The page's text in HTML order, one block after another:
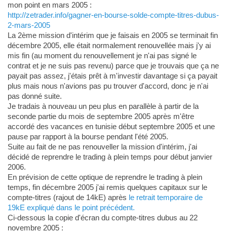
mon point en mars 2005 :
http://zetrader.info/gagner-en-bourse-solde-compte-titres-dubus-
2-mars-2005
La 2ème mission d'intérim que je faisais en 2005 se terminait fin
décembre 2005, elle était normalement renouvellée mais j'y ai
mis fin (au moment du renouvellement je n'ai pas signé le
contrat et je ne suis pas revenu) parce que je trouvais que ça ne
payait pas assez, j'étais prêt à m'investir davantage si ça payait
plus mais nous n'avions pas pu trouver d'accord, donc je n'ai
pas donné suite.
Je tradais à nouveau un peu plus en parallèle à partir de la
seconde partie du mois de septembre 2005 après m'être
accordé des vacances en tunisie début septembre 2005 et une
pause par rapport à la bourse pendant l'été 2005.
Suite au fait de ne pas renouveller la mission d'intérim, j'ai
décidé de reprendre le trading à plein temps pour début janvier
2006.
En prévision de cette optique de reprendre le trading à plein
temps, fin décembre 2005 j'ai remis quelques capitaux sur le
compte-titres (rajout de 14kE) après le retrait temporaire de
19kE expliqué dans le point précédent.
Ci-dessous la copie d'écran du compte-titres dubus au 22
novembre 2005 :